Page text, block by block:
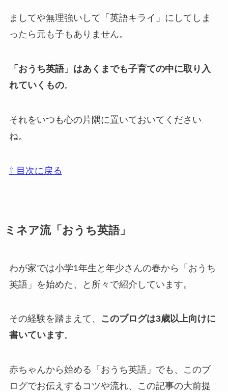
ましてや無理強いして「英語キライ」にしてしま
ったら元も子もありません。
「おうち英語」はあくまでも子育ての中に取り入
れていくもの。
それをいつも心の片隅に置いておいてください
ね。
⇧ 目次に戻る
ミネア流「おうち英語」
わが家では小学1年生と年少さんの春から「おうち
英語」を始めた、と所々で紹介しています。
その経験を踏まえて、
このブログは3歳以上向けに
書いています。
赤ちゃんから始める「おうち英語」でも、このブ
ログでお伝えするコツや流れ、この記事の大前提